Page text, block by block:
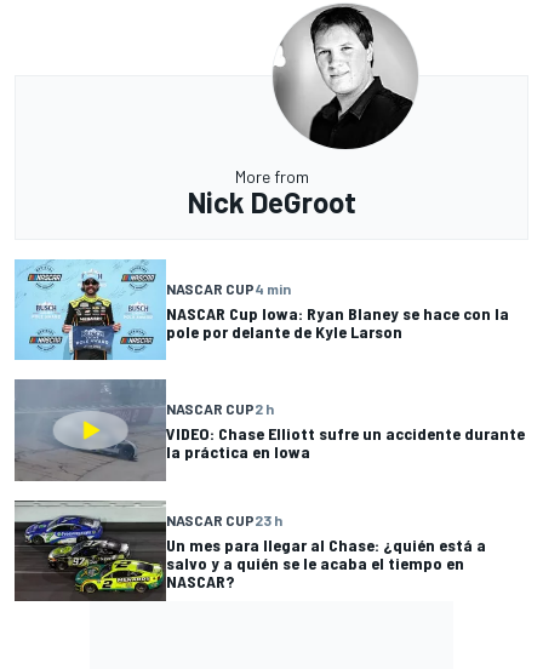
More from
Nick DeGroot
NASCAR CUP4 min
NASCAR Cup Iowa: Ryan Blaney se hace con la
pole por delante de Kyle Larson
NASCAR CUP2 h
VIDEO: Chase Elliott sufre un accidente durante
la práctica en Iowa
NASCAR CUP23 h
Un mes para llegar al Chase: ¿quién está a
salvo y a quién se le acaba el tiempo en
NASCAR?